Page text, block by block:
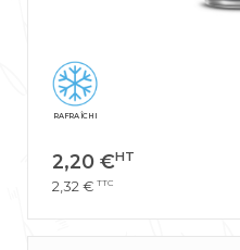
RAFRAÎCHI
2,20 €HT
2,32 € TTC